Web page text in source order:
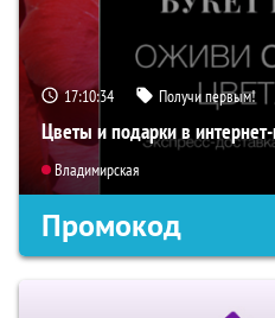
17:10:33 Получи первым!
Цветы и подарки в
Владимирская
Промокод